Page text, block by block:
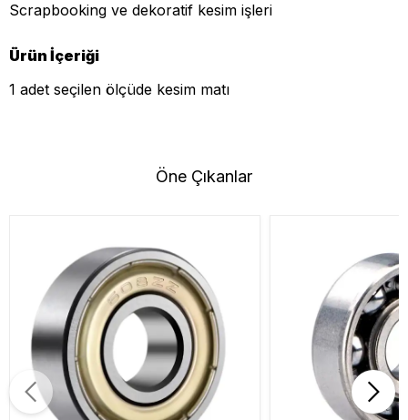
Scrapbooking ve dekoratif kesim işleri
Ürün İçeriği
1 adet seçilen ölçüde kesim matı
Öne Çıkanlar